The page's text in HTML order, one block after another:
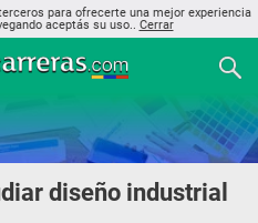
para ofrecerte una mejor experiencia
aceptás su uso.. Cerrar
diseño industrial